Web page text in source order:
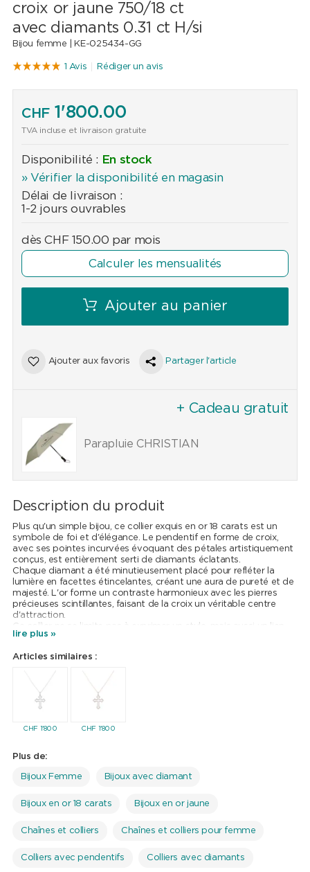
croix or jaune 750/18 ct
avec diamants 0.31 ct H/si
Bijou femme | KE-025434-GG
1 Avis Rédiger un avis
CHF1'800.00
TVA incluse et livraison gratuite
Disponibilité : En stock
» Vérifier la disponibilité en magasin
Délai de livraison :
1-2 jours ouvrables
dèsCHF 150.00 par mois
Calculer les mensualités
Ajouter au panier
Ajouter aux favoris Partager l'article
+ Cadeau gratuit
Parapluie CHRISTIAN
Description du produit
Plus qu'un simple bijou, ce collier exquis en or 18 carats est un
symbole de foi et d'élégance. Le pendentif en forme de croix,
avec ses pointes incurvées évoquant des pétales artistiquement
conçus, est entièrement serti de diamants éclatants.
Chaque diamant a été minutieusement placé pour refléter la
lumière en facettes étincelantes, créant une aura de pureté et de
majesté. L'or forme un contraste harmonieux avec les pierres
précieuses scintillantes, faisant de la croix un véritable centre
d'attraction.
spirituel profond. Il marie l'artisanat et la beauté intemporelle
l'extérieur qu'à l'intérieur.
lire plus »
Articles similaires :
CHF 1'800 CHF 1'800
Plus de:
Bijoux Femme Bijoux avec diamant
Bijoux en or 18 carats Bijoux en or jaune
Chaînes et colliers Chaînes et colliers pour femme
Colliers avec pendentifs Colliers avec diamants